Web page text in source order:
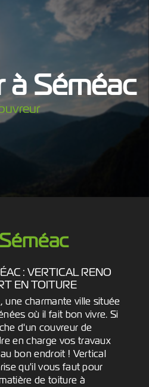
à Séméac
: VERTICAL RENO
EN TOITURE
une charmante ville située
où il fait bon vivre. Si
d'un couvreur de
en charge vos travaux
bon endroit ! Vertical
qu'il vous faut pour
de toiture à